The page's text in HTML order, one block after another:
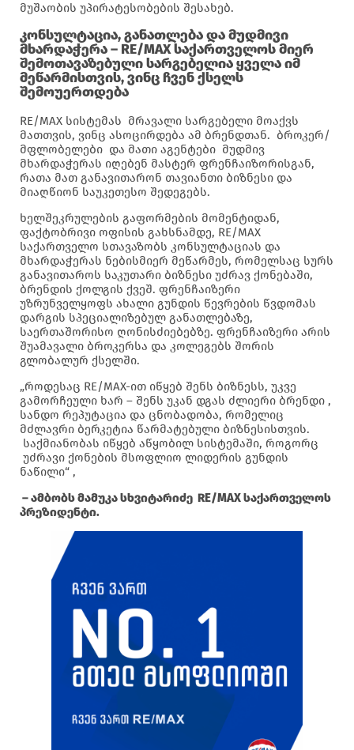
მუშაობის უპირატესობების შესახებ.
კონსულტაცია, განათლება და მუდმივი
მხარდაჭერა – RE/MAX საქართველოს მიერ
შემოთავაზებული სარგებელია ყველა იმ
მეწარმისთვის, ვინც ჩვენ ქსელს
შემოუერთდება
RE/MAX სისტემას მრავალი სარგებელი მოაქვს
მათთვის, ვინც ასოცირდება ამ ბრენდთან. ბროკერ/
მფლობელები და მათი აგენტები მუდმივ
მხარდაჭერას იღებენ მასტერ ფრენჩაიზორისგან,
რათა მათ განავითარონ თავიანთი ბიზნესი და
მიაღწიონ საუკეთესო შედეგებს.
ხელშეკრულების გაფორმების მომენტიდან,
ფაქტობრივი ოფისის გახსნამდე, RE/MAX
საქართველო სთავაზობს კონსულტაციას და
მხარდაჭერას ნებისმიერ მეწარმეს, რომელსაც სურს
განავითაროს საკუთარი ბიზნესი უძრავ ქონებაში,
ბრენდის ქოლგის ქვეშ. ფრენჩაიზერი
უზრუნველყოფს ახალი გუნდის წევრების წვდომას
დარგის სპეციალიზებულ განათლებაზე,
საერთაშორისო ღონისძიებებზე. ფრენჩაიზერი არის
შუამავალი ბროკერსა და კოლეგებს შორის
გლობალურ ქსელში.
„როდესაც RE/MAX-ით იწყებ შენს ბიზნესს, უკვე
გამორჩეული ხარ – შენს უკან დგას ძლიერი ბრენდი ,
სანდო რეპუტაცია და ცნობადობა, რომელიც
მძლავრი ბერკეტია წარმატებული ბიზნესისთვის.
საქმიანობას იწყებ აწყობილ სისტემაში, როგორც
უძრავი ქონების მსოფლიო ლიდერის გუნდის
ნაწილი“ ,
– ამბობს მამუკა სხვიტარიძე RE/MAX საქართველოს
პრეზიდენტი.